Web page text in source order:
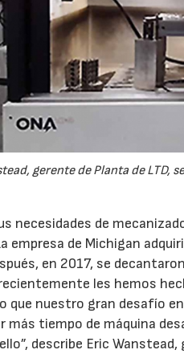
gerente de Planta de LTD,
necesidades de
empresa de Michigan
en 2017, se
les hemos
que nuestro gran desafío
más tiempo de máquina
describe Eric Wanstead,